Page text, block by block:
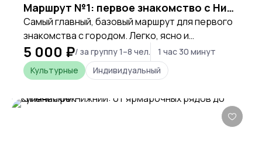
Маршрут №1: первое знакомство с Нижним
Самый главный, базовый маршрут для первого
знакомства с городом. Легко, ясно и
интересно. После маршрута сложится
понимание, что еще посмотреть в городе, как
выстроить свои маршруты, где покушать, а
5 000 ₽/ за группу 1–8 чел.
1 час 30 минут
Культурные
Индивидуальный